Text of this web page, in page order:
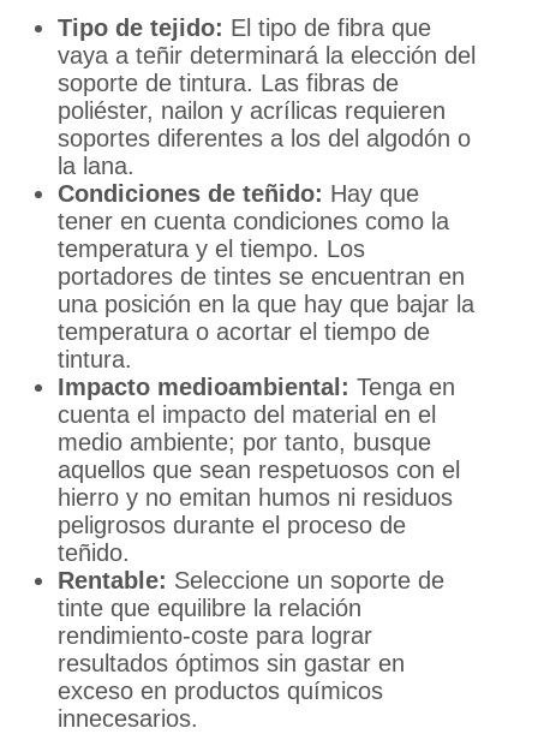
Tipo de tejido: El tipo de fibra que
vaya a teñir determinará la elección del
soporte de tintura. Las fibras de
poliéster, nailon y acrílicas requieren
soportes diferentes a los del algodón o
la lana.
Condiciones de teñido: Hay que
tener en cuenta condiciones como la
temperatura y el tiempo. Los
portadores de tintes se encuentran en
una posición en la que hay que bajar la
temperatura o acortar el tiempo de
tintura.
Impacto medioambiental: Tenga en
cuenta el impacto del material en el
medio ambiente; por tanto, busque
aquellos que sean respetuosos con el
hierro y no emitan humos ni residuos
peligrosos durante el proceso de
teñido.
Rentable: Seleccione un soporte de
tinte que equilibre la relación
rendimiento-coste para lograr
resultados óptimos sin gastar en
exceso en productos químicos
innecesarios.